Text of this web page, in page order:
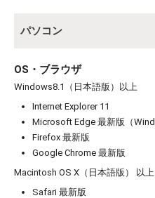
お買い物を続ける
パソコン
OS・ブラウザ
Windows8.1（日本語版）以上
Internet Explorer 11
Microsoft Edge 最新版（
Firefox 最新版
Google Chrome 最新版
Macintosh OS X（日本語版） 以上
Safari 最新版